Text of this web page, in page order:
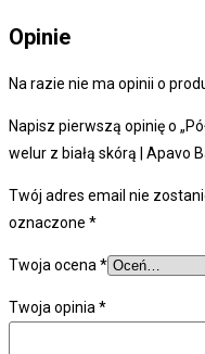
Opinie
Na razie nie ma opinii o
Napisz pierwszą opinię o
welur z białą skórą | Apavo
Twój adres email nie
oznaczone *
Twoja ocena *
Twoja opinia *